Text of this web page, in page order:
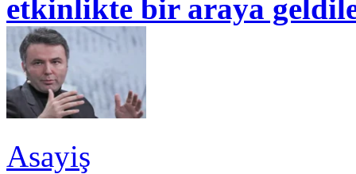
etkinlikte bir araya
Asayiş